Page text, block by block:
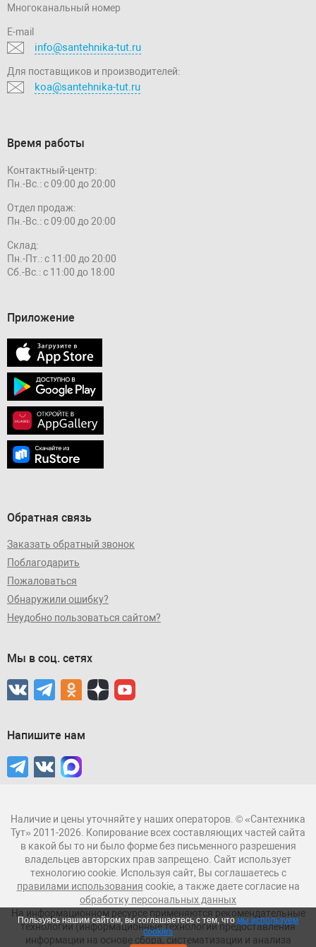
Многоканальный номер
E-mail
info@santehnika-tut.ru
Для поставщиков и производителей:
koa@santehnika-tut.ru
Время работы
Контактный-центр:
Пн.-Вс.: с 09:00 до 20:00
Отдел продаж:
Пн.-Вс.: с 09:00 до 20:00
Склад:
Пн.-Пт.: с 11:00 до 20:00
Сб.-Вс.: с 11:00 до 18:00
Приложение
Обратная связь
Заказать обратный звонок
Поблагодарить
Пожаловаться
Обнаружили ошибку?
Неудобно пользоваться сайтом?
Мы в соц. сетях
Напишите нам
Наличие и цены уточняйте у наших операторов. © «Сантехника
Тут» 2011-2026. Копирование всех составляющих частей сайта
в какой бы то ни было форме без письменного разрешения
владельцев авторских прав запрещено. Сайт использует
технологию cookie. Используя сайт, Вы соглашаетесь с
правилами использования cookie, а также даете согласие на
обработку персональных данных
На информационном ресурсе применяются рекомендательные
технологии (информационные технологии предоставления
информации на основе сбора, систематизации и анализа
Пользуясь нашим сайтом, вы соглашаетесь с тем, что мы используем
cookies